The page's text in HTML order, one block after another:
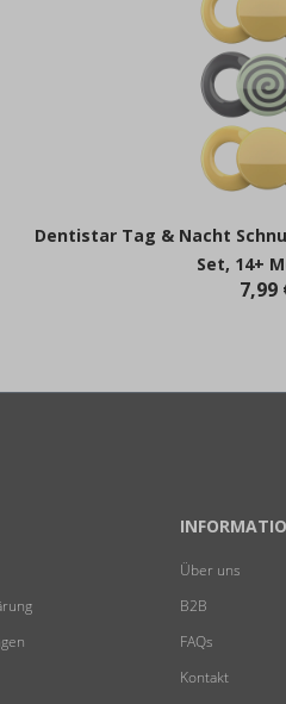
Dentistar Tag & Nacht
Set, 14+
7,99
Über uns
B2B
FAQs
Kontakt